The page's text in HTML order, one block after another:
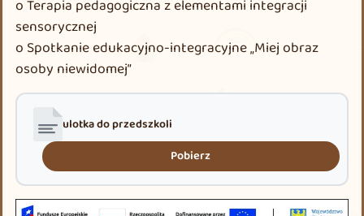
o Terapia pedagogiczna z elementami integracji
sensorycznej
o Spotkanie edukacyjno-integracyjne „Miej obraz
osoby niewidomej”
ulotka do przedszkoli
Pobierz